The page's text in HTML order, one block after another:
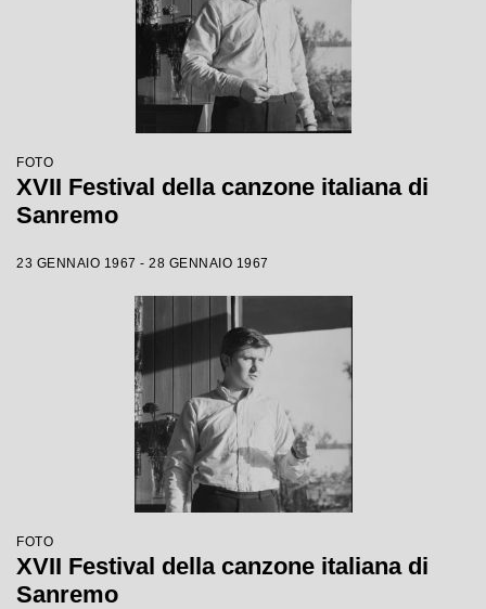
FOTO
XVII Festival della canzone italiana di
Sanremo
23 GENNAIO 1967 - 28 GENNAIO 1967
FOTO
XVII Festival della canzone italiana di
Sanremo